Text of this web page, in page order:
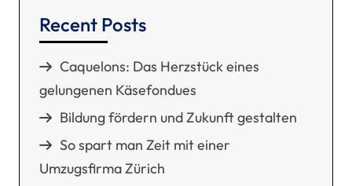
Recent Posts
Caquelons: Das Herzstück eines
gelungenen Käsefondues
Bildung fördern und Zukunft gestalten
So spart man Zeit mit einer
Umzugsfirma Zürich